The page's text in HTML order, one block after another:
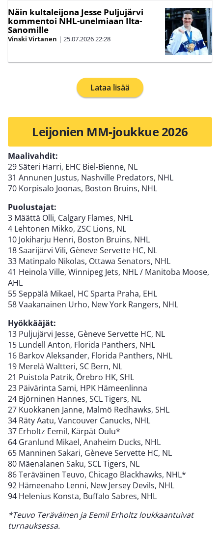
Näin kultaleijona Jesse Puljujärvi
kommentoi NHL-unelmiaan Ilta-
Sanomille
Vinski Virtanen | 25.07.202622:28
Lataa lisää
Leijonien MM-joukkue 2026
Maalivahdit:
29 Säteri Harri, EHC Biel-Bienne, NL
31 Annunen Justus, Nashville Predators, NHL
70 Korpisalo Joonas, Boston Bruins, NHL
Puolustajat:
3 Määttä Olli, Calgary Flames, NHL
4 Lehtonen Mikko, ZSC Lions, NL
10 Jokiharju Henri, Boston Bruins, NHL
18 Saarijärvi Vili, Gèneve Servette HC, NL
33 Matinpalo Nikolas, Ottawa Senators, NHL
41 Heinola Ville, Winnipeg Jets, NHL / Manitoba Moose,
AHL
55 Seppälä Mikael, HC Sparta Praha, EHL
58 Vaakanainen Urho, New York Rangers, NHL
Hyökkääjät:
13 Puljujärvi Jesse, Gèneve Servette HC, NL
15 Lundell Anton, Florida Panthers, NHL
16 Barkov Aleksander, Florida Panthers, NHL
19 Merelä Waltteri, SC Bern, NL
21 Puistola Patrik, Örebro HK, SHL
23 Päivärinta Sami, HPK Hämeenlinna
24 Björninen Hannes, SCL Tigers, NL
27 Kuokkanen Janne, Malmö Redhawks, SHL
34 Räty Aatu, Vancouver Canucks, NHL
37 Erholtz Eemil, Kärpät Oulu*
64 Granlund Mikael, Anaheim Ducks, NHL
65 Manninen Sakari, Gèneve Servette HC, NL
80 Mäenalanen Saku, SCL Tigers, NL
86 Teräväinen Teuvo, Chicago Blackhawks, NHL*
92 Hämeenaho Lenni, New Jersey Devils, NHL
94 Helenius Konsta, Buffalo Sabres, NHL
*Teuvo Teräväinen ja Eemil Erholtz loukkaantuivat
turnauksessa.